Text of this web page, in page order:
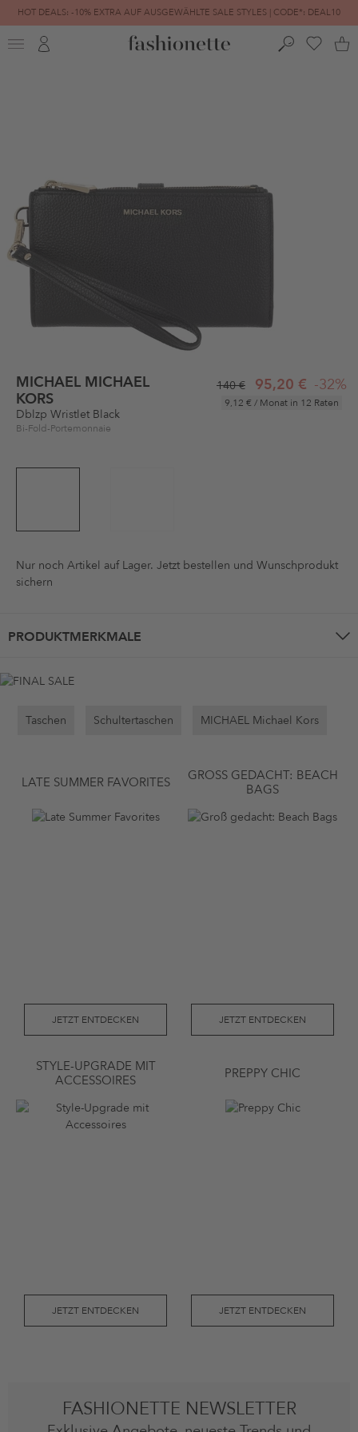
HOT DEALS: -10% EXTRA AUF AUSGEWÄHLTE SALE STYLES | CODE*: DEAL10
FINAL SALE | BIS ZU -80% REDUZIERT
MICHAEL MICHAEL
KORS
Dblzp Wristlet Black
Bi-Fold-Portemonnaie
140 € 95,20 € -32%
9,12 € / Monat in 12 Raten
Nur noch Artikel auf Lager. Jetzt bestellen und Wunschprodukt
sichern
PRODUKTMERKMALE
Taschen Schultertaschen MICHAEL Michael Kors
LATE SUMMER FAVORITES
JETZT ENTDECKEN
GROSS GEDACHT: BEACH B
AGS
JETZT ENTDECKEN
STYLE-UPGRADE MIT
ACCESSOIRES
JETZT ENTDECKEN
PREPPY CHIC
JETZT ENTDECKEN
FASHIONETTE NEWSLETTER